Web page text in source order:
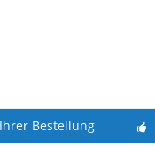
Bestellung